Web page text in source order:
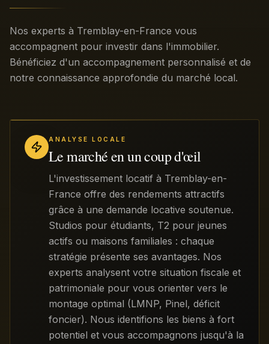
Nos experts à Tremblay-en-France vous
accompagnent pour investir dans l'immobilier.
Bénéficiez d'un accompagnement personnalisé et de
notre connaissance approfondie du marché local.
ANALYSE LOCALE
Le marché en un coup d'œil
L'investissement locatif à Tremblay-en-
France offre des rendements attractifs
grâce à une demande locative soutenue.
Studios pour étudiants, T2 pour jeunes
actifs ou maisons familiales : chaque
stratégie présente ses avantages. Nos
experts analysent votre situation fiscale et
patrimoniale pour vous orienter vers le
montage optimal (LMNP, Pinel, déficit
foncier). Nous identifions les biens à fort
potentiel et vous accompagnons jusqu'à la